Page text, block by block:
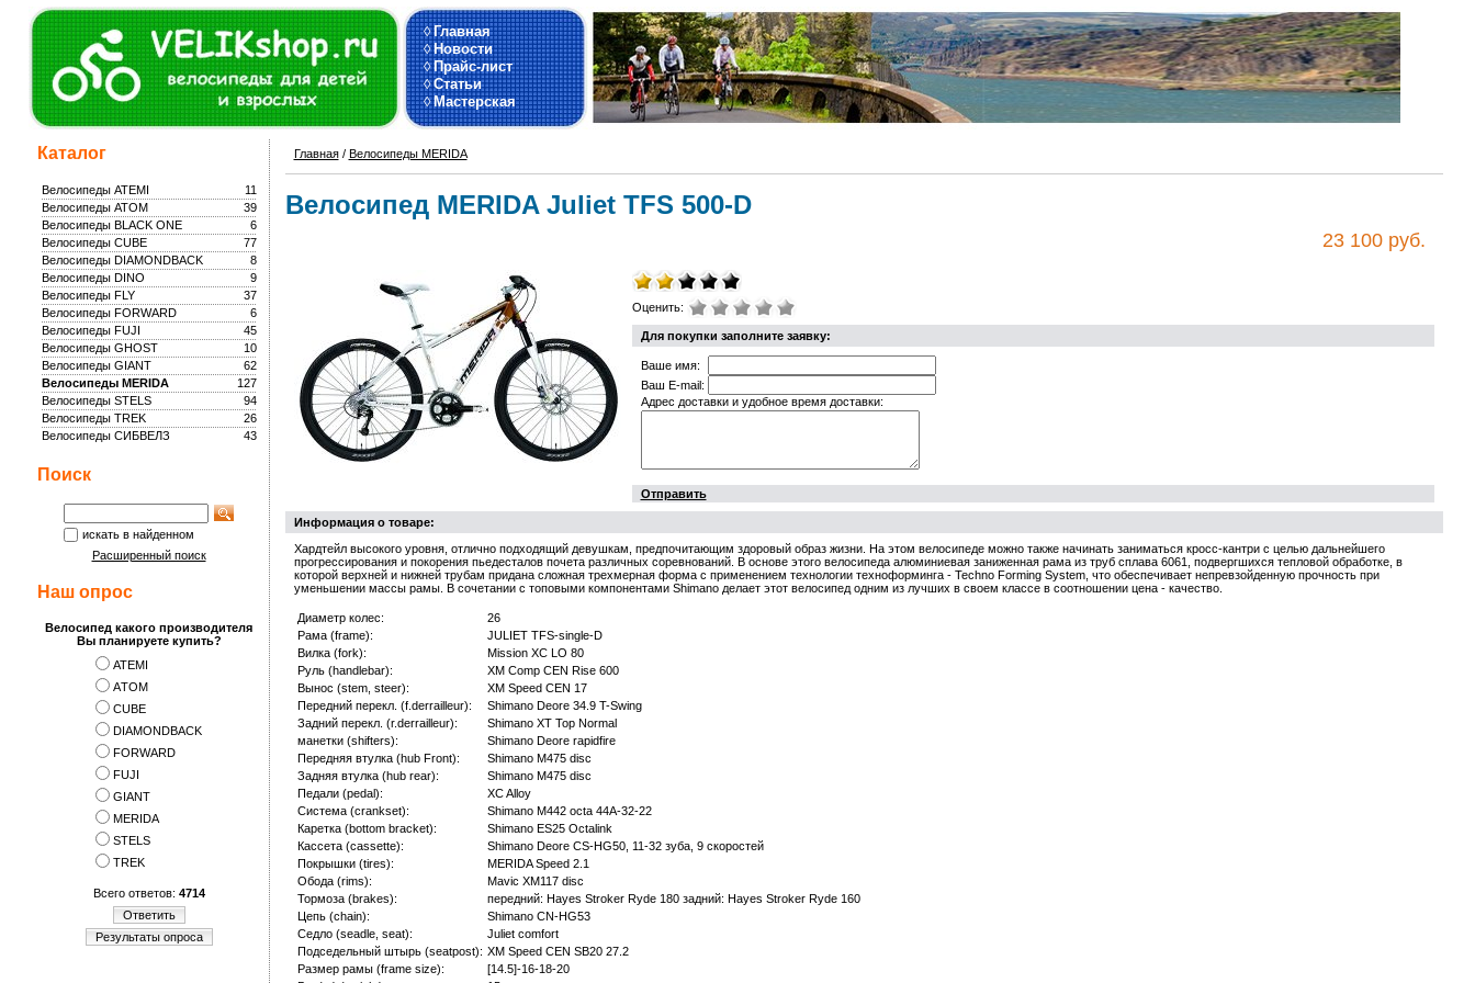
◊Главная
◊Новости
◊Прайс-лист
◊Статьи
◊Мастерская
Каталог
11
Велосипеды ATEMI
39
Велосипеды ATOM
6
Велосипеды BLACK ONE
77
Велосипеды CUBE
8
Велосипеды DIAMONDBACK
9
Велосипеды DINO
37
Велосипеды FLY
6
Велосипеды FORWARD
45
Велосипеды FUJI
10
Велосипеды GHOST
62
Велосипеды GIANT
127
Велосипеды MERIDA
94
Велосипеды STELS
26
Велосипеды TREK
43
Велосипеды СИБВЕЛЗ
Поиск
искать в найденном
Расширенный поиск
Наш опрос
Велосипед какого производителя
Вы планируете купить?
ATEMI
АTOM
CUBE
DIAMONDBACK
FORWARD
FUJI
GIANT
MERIDA
STELS
TREK
Всего ответов: 4714
Ответить
Результаты опроса
Главная/ Велосипеды MERIDA
Велосипед MERIDA Juliet TFS 500-D
23 100 руб.
Оценить:
Для покупки заполните заявку:
Ваше имя:
Ваш E-mail:
Адрес доставки и удобное время доставки:
Отправить
Информация о товаре:
Хардтейл высокого уровня, отлично подходящий девушкам, предпочитающим здоровый образ жизни. На этом велосипеде можно также начинать заниматься кросс-кантри с целью дальнейшего
прогрессирования и покорения пьедесталов почета различных соревнований. В основе этого велосипеда алюминиевая заниженная рама из труб сплава 6061, подвергшихся тепловой обработке, в
которой верхней и нижней трубам придана сложная трехмерная форма с применением технологии техноформинга - Techno Forming System, что обеспечивает непревзойденную прочность при
уменьшении массы рамы. В сочетании с топовыми компонентами Shimano делает этот велосипед одним из лучших в своем классе в соотношении цена - качество.
Диаметр колес:
26
Рама (frame):
JULIET TFS-single-D
Вилка (fork):
Mission XC LO 80
Руль (handlebar):
XM Comp CEN Rise 600
Вынос (stem, steer):
XM Speed CEN 17
Передний перекл. (f.derrailleur):
Shimano Deore 34.9 T-Swing
Задний перекл. (r.derrailleur):
Shimano XT Top Normal
манетки (shifters):
Shimano Deore rapidfire
Передняя втулка (hub Front):
Shimano M475 disc
Задняя втулка (hub rear):
Shimano M475 disc
Педали (pedal):
XC Alloy
Система (crankset):
Shimano M442 octa 44A-32-22
Каретка (bottom bracket):
Shimano ES25 Octalink
Кассета (cassette):
Shimano Deore CS-HG50, 11-32 зуба, 9 скоростей
Покрышки (tires):
MERIDA Speed 2.1
Обода (rims):
Mavic XM117 disc
Тормоза (brakes):
передний: Hayes Stroker Ryde 180 задний: Hayes Stroker Ryde 160
Цепь (chain):
Shimano CN-HG53
Седло (seadle, seat):
Juliet comfort
Подседельный штырь (seatpost): XM Speed CEN SB20 27.2
Размер рамы (frame size):
[14.5]-16-18-20